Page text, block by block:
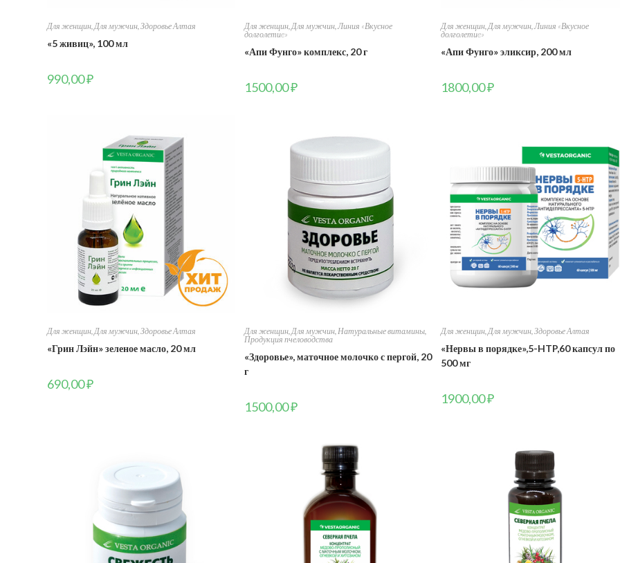
Для женщин Для мужчин ,Здоровье Алтая
«5 живиц», 100 мл
990,00₽
Для женщин, Для мужчин, Линия «Вкусное
долголетиe»
«Апи Фунго» комплекс, 20 г
1500,00₽
Для женщин, Для мужчин, Линия «Вкусное
долголетиe»
«Апи Фунго» эликсир, 200 мл
1800,00₽
Для женщин Для мужчин ,Здоровье Алтая
«Грин Лэйн» зеленое масло, 20 мл
690,00₽
Для женщин, Для мужчин, Натуральные витамины,
Продукция пчеловодства
«Здоровье», маточное молочко с пергой, 20
г
1500,00₽
Для женщин, Для мужчин, Здоровье Алтая
«Нервы в порядке»,5-HTP,60 капсул по
500 мг
1900,00₽